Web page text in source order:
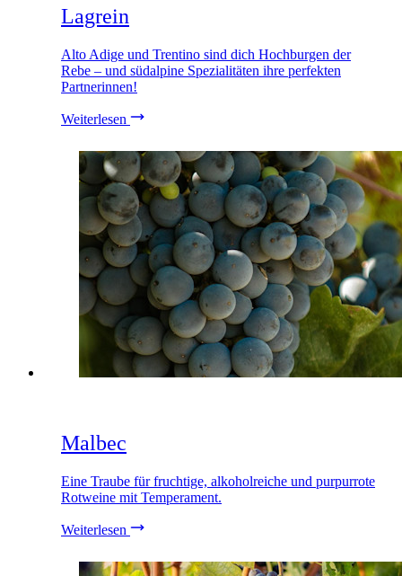
Lagrein
Alto Adige und Trentino sind dich Hochburgen der
Rebe – und südalpine Spezialitäten ihre perfekten
Partnerinnen!
Weiterlesen
Malbec
Eine Traube für fruchtige, alkoholreiche und purpurrote
Rotweine mit Temperament.
Weiterlesen